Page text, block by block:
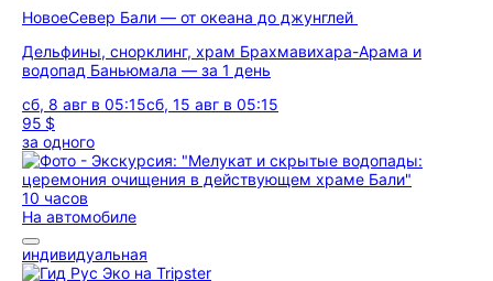
НовоеСевер Бали — от океана до джунглей
Дельфины, снорклинг, храм Брахмавихара-Арама и
водопад Баньюмала — за 1 день
сб, 8 авг в 05:15сб, 15 авг в 05:15
95 $
за одного
10 часов
На автомобиле
индивидуальная